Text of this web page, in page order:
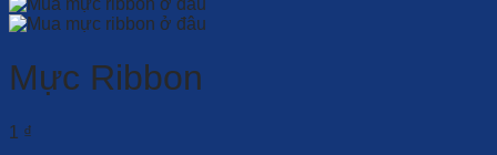
Mực Ribbon
1 ₫